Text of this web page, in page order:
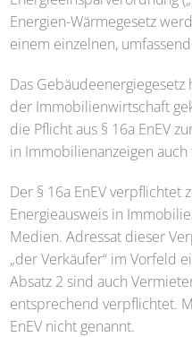
Energien-Wärmegesetz
einem einzelnen,
Das
der Immobilienwirtschaft
die Pflicht aus § 16a EnEV
in Immobilienanzeigen auch
Der § 16a EnEV verpflichtet
Energieausweis in
Medien. Adressat dieser
„der Verkäufer“ im Vorfeld
Absatz 2 sind auch
entsprechend verpflichtet.
EnEV nicht genannt.